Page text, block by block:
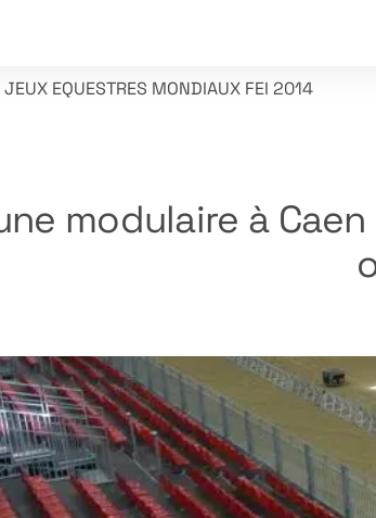
JEUX EQUESTRES MONDIAUX FEI 2014
modulaire à